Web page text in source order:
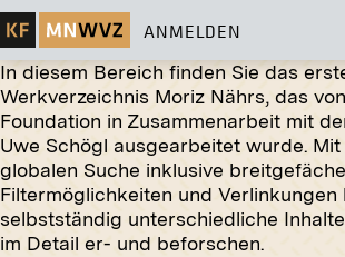
ANMELDEN
In diesem Bereich finden Sie das
Werkverzeichnis Moriz Nährs, das
Foundation in Zusammenarbeit mit
Uwe Schögl ausgearbeitet wurde.
globalen Suche inklusive
Filtermöglichkeiten und Verlinkungen
selbstständig unterschiedliche
im Detail er- und beforschen.
Abzug
Maximilian und Ernst Hohenberg
1907